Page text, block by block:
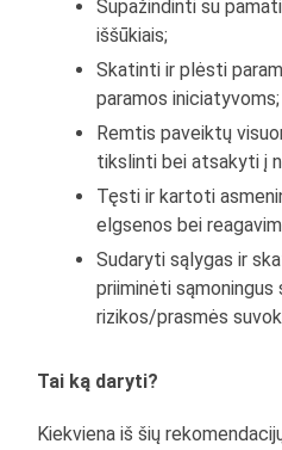
Supažindinti su
iššūkiais;
Skatinti ir plėsti
paramos iniciatyvoms;
Remtis paveiktų
tikslinti bei atsakyti į
Tęsti ir kartoti
elgsenos bei
Sudaryti sąlygas ir
priiminėti sąmoningus
rizikos/prasmės
Tai ką daryti?
Kiekviena iš šių